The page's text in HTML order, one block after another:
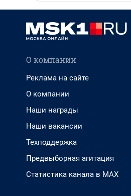
О компании
Реклама на сайте
О компании
Наши награды
Наши вакансии
Техподдержка
Предвыборная агитация
Статистика канала в MAX